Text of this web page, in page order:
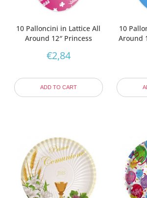
10 Palloncini in Lattice All
Around 12″ Princess
€2,84
ADD TO CART
10
Around